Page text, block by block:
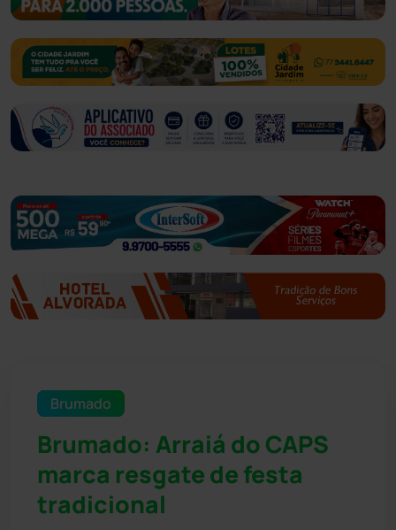
Brumado
Brumado: Arraiá do CAPS
marca resgate de festa
tradicional